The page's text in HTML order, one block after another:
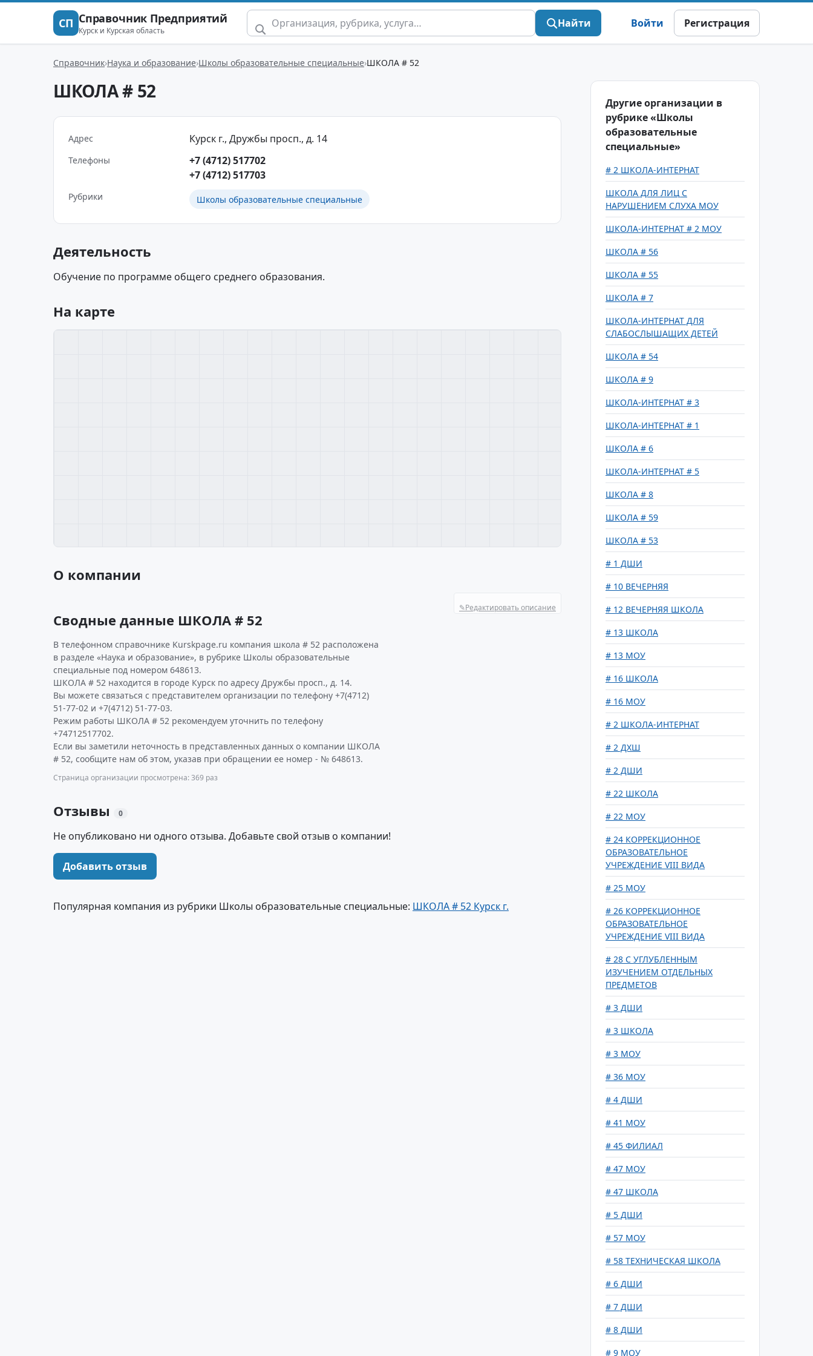
СП Справочник Предприятий
Курск и Курская область
Найти Войти Регистрация
Справочник Наука и образование Школы образовательные специальные ШКОЛА # 52
ШКОЛА # 52
Адрес Курск г., Дружбы просп., д. 14
Телефоны
+7 (4712) 517702
+7 (4712) 517703
Рубрики Школы образовательные специальные
Деятельность
Обучение по программе общего среднего образования.
На карте
О компании
✎Редактировать описание
Сводные данные ШКОЛА # 52
В телефонном справочнике Kurskpage.ru компания школа # 52 расположена
в разделе «Наука и образование», в рубрике Школы образовательные
специальные под номером 648613.
ШКОЛА # 52 находится в городе Курск по адресу Дружбы просп., д. 14.
Вы можете связаться с представителем организации по телефону +7(4712)
51-77-02 и +7(4712) 51-77-03.
Режим работы ШКОЛА # 52 рекомендуем уточнить по телефону
+74712517702.
Если вы заметили неточность в представленных данных о компании ШКОЛА
# 52, сообщите нам об этом, указав при обращении ее номер - № 648613.
Страница организации просмотрена: 369 раз
Отзывы 0
Не опубликовано ни одного отзыва. Добавьте свой отзыв о компании!
Добавить отзыв
Популярная компания из рубрики Школы образовательные специальные: ШКОЛА # 52 Курск г.
Другие организации в
рубрике «Школы
образовательные
специальные»
# 2 ШКОЛА-ИНТЕРНАТ
ШКОЛА ДЛЯ ЛИЦ С
НАРУШЕНИЕМ СЛУХА МОУ
ШКОЛА-ИНТЕРНАТ # 2 МОУ
ШКОЛА # 56
ШКОЛА # 55
ШКОЛА # 7
ШКОЛА-ИНТЕРНАТ ДЛЯ
СЛАБОСЛЫШАЩИХ ДЕТЕЙ
ШКОЛА # 54
ШКОЛА # 9
ШКОЛА-ИНТЕРНАТ # 3
ШКОЛА-ИНТЕРНАТ # 1
ШКОЛА # 6
ШКОЛА-ИНТЕРНАТ # 5
ШКОЛА # 8
ШКОЛА # 59
ШКОЛА # 53
# 1 ДШИ
# 10 ВЕЧЕРНЯЯ
# 12 ВЕЧЕРНЯЯ ШКОЛА
# 13 ШКОЛА
# 13 МОУ
# 16 ШКОЛА
# 16 МОУ
# 2 ШКОЛА-ИНТЕРНАТ
# 2 ДХШ
# 2 ДШИ
# 22 ШКОЛА
# 22 МОУ
# 24 КОРРЕКЦИОННОЕ
ОБРАЗОВАТЕЛЬНОЕ
УЧРЕЖДЕНИЕ VIII ВИДА
# 25 МОУ
# 26 КОРРЕКЦИОННОЕ
ОБРАЗОВАТЕЛЬНОЕ
УЧРЕЖДЕНИЕ VIII ВИДА
# 28 С УГЛУБЛЕННЫМ
ИЗУЧЕНИЕМ ОТДЕЛЬНЫХ
ПРЕДМЕТОВ
# 3 ДШИ
# 3 ШКОЛА
# 3 МОУ
# 36 МОУ
# 4 ДШИ
# 41 МОУ
# 45 ФИЛИАЛ
# 47 МОУ
# 47 ШКОЛА
# 5 ДШИ
# 57 МОУ
# 58 ТЕХНИЧЕСКАЯ ШКОЛА
# 6 ДШИ
# 7 ДШИ
# 8 ДШИ
# 9 МОУ